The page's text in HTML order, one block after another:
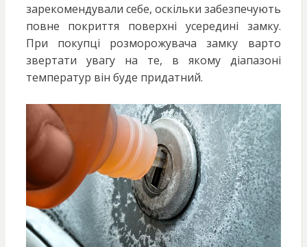
зарекомендували себе, оскільки забезпечують
повне покриття поверхні усередині замку.
При покупці розморожувача замку варто
звертати увагу на те, в якому діапазоні
температур він буде придатний.